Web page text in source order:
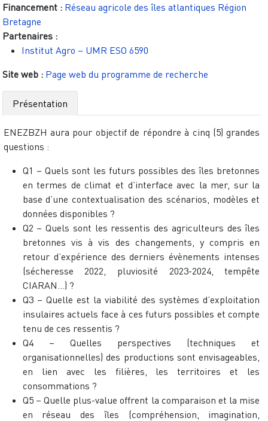
Financement : Réseau agricole des îles atlantiques Région
Bretagne
Partenaires :
Institut Agro – UMR ESO 6590
Site web : Page web du programme de recherche
Présentation
ENEZBZH aura pour objectif de répondre à cinq (5) grandes
questions :
Q1 – Quels sont les futurs possibles des îles bretonnes
en termes de climat et d’interface avec la mer, sur la
base d’une contextualisation des scénarios, modèles et
données disponibles ?
Q2 – Quels sont les ressentis des agriculteurs des îles
bretonnes vis à vis des changements, y compris en
retour d’expérience des derniers évènements intenses
(sécheresse 2022, pluviosité 2023-2024, tempête
CIARAN…) ?
Q3 – Quelle est la viabilité des systèmes d’exploitation
insulaires actuels face à ces futurs possibles et compte
tenu de ces ressentis ?
Q4 – Quelles perspectives (techniques et
organisationnelles) des productions sont envisageables,
en lien avec les filières, les territoires et les
consommations ?
Q5 – Quelle plus-value offrent la comparaison et la mise
en réseau des îles (compréhension, imagination,